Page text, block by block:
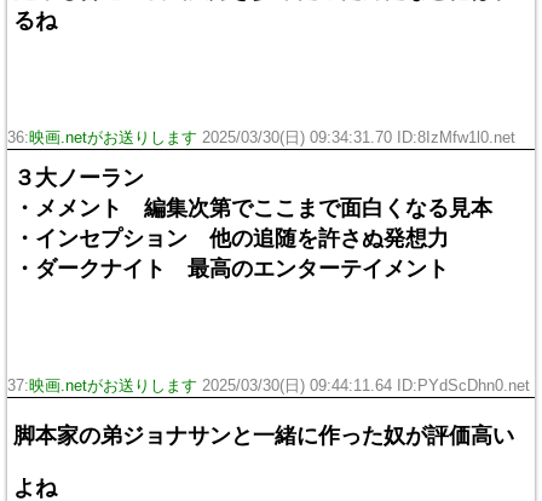
るね
36:映画.netがお送りします 2025/03/30(日) 09:34:31.70 ID:8IzMfw1l0.net
３大ノーラン
・メメント 編集次第でここまで面白くなる見本
・インセプション 他の追随を許さぬ発想力
・ダークナイト 最高のエンターテイメント
37:映画.netがお送りします 2025/03/30(日) 09:44:11.64 ID:PYdScDhn0.net
脚本家の弟ジョナサンと一緒に作った奴が評価高い
よね